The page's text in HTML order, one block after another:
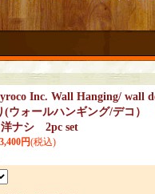
Inc. Wall Hanging/ wall
(ウォールハンギング/デコ
洋ナシ 2pc set
3,400円(税込)